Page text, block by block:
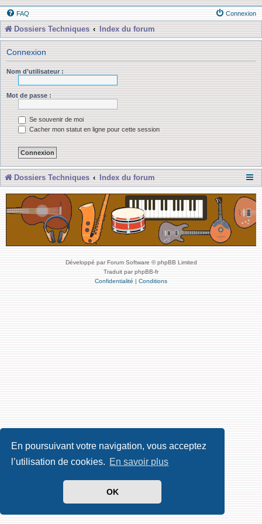
En poursuivant votre navigation, vous acceptez
l’utilisation de cookies. En savoir plus
OK
FAQ Connexion
Dossiers Techniques Index du forum
Connexion
Nom d’utilisateur :
Mot de passe :
Se souvenir de moi
Cacher mon statut en ligne pour cette session
Dossiers Techniques Index du forum
Développé par Forum Software © phpBB Limited
Traduit par phpBB-fr
Confidentialité | Conditions